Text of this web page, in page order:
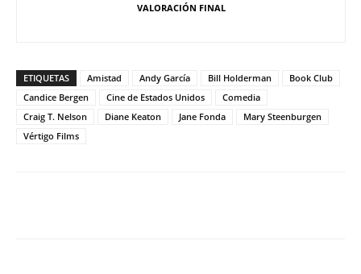
VALORACIÓN FINAL
ETIQUETAS Amistad Andy García Bill Holderman
Book Club
Candice Bergen
Cine de Estados Unidos
Comedia
Craig T. Nelson
Diane Keaton Jane Fonda
Mary Steenburgen
Vértigo Films